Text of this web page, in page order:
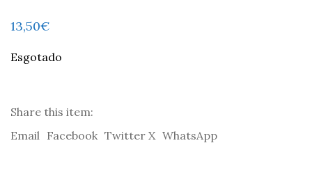
13,50€
Esgotado
Share this item:
Email Facebook Twitter X WhatsApp